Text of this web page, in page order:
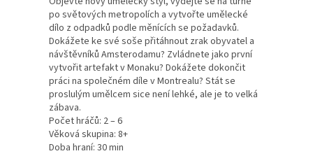
po světových metropolích a vytvořte umělecké
dílo z odpadků podle měnících se požadavků.
Dokážete ke své soše přitáhnout zrak obyvatel a
návštěvníků Amsterodamu? Zvládnete jako první
vytvořit artefakt v Monaku? Dokážete dokončit
práci na společném díle v Montrealu? Stát se
proslulým umělcem sice není lehké, ale je to velká
zábava.
Počet hráčů: 2 – 6
Věková skupina: 8+
Doba hraní: 30 min